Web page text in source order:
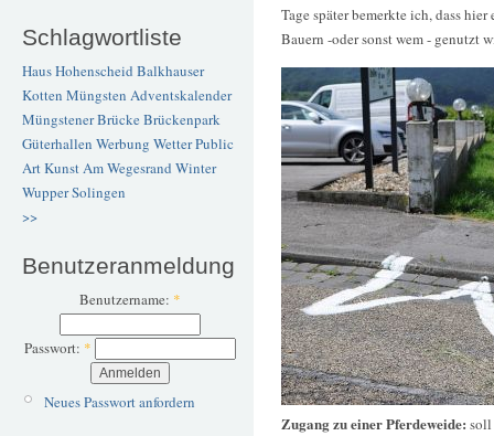
Schlagwortliste
Haus Hohenscheid Balkhauser
Kotten Müngsten Adventskalender
Müngstener BrückeBrückenpark
Güterhallen Werbung WetterPublic
ArtKunstAm Wegesrand Winter
WupperSolingen
>>
Benutzeranmeldung
Benutzername: *
Passwort: *
Neues Passwort anfordern
Tage später bemerkte ich, dass
Bauern -oder sonst wem - genutzt
Zugang zu einer Pferdeweide: soll